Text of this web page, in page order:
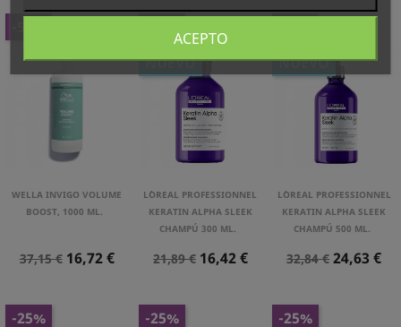
WELLA INVIGO VOLUME
BOOST, 1000 ML.
Precio
37,15 € Precio
16,72 €
L´OREAL PROFESSIONNEL
KERATIN ALPHA SLEEK
CHAMPÚ 300 ML.
Precio
21,89 € Precio
16,42 €
NUEVO
L´OREAL PROFESSIONNEL
KERATIN ALPHA SLEEK
CHAMPÚ 500 ML.
Precio
32,84 € Precio
24,63 €
NUEVO
-25%
-25%
-25%
ACEPTO